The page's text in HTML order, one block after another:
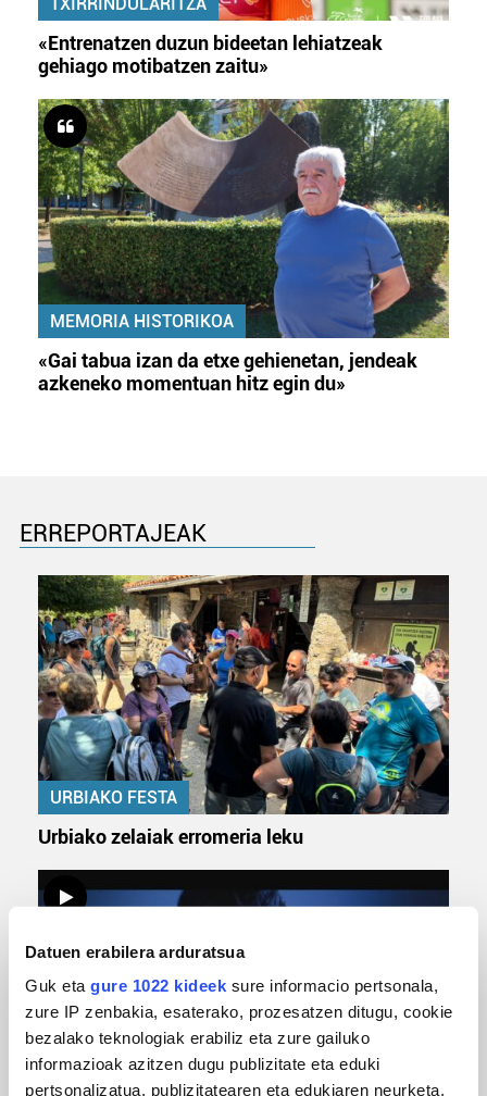
Datuen erabilera arduratsua
Guk eta gure 1022 kideek sure informacio pertsonala,
zure IP zenbakia, esaterako, prozesatzen ditugu, cookie
bezalako teknologiak erabiliz eta zure gailuko
informazioak azitzen dugu publizitate eta eduki
pertsonalizatua, publizitatearen eta edukiaren neurketa,
«Entrenatzen duzun bideetan lehiatzeak
gehiago motibatzen zaitu»
MEMORIA HISTORIKOA
«Gai tabua izan da etxe gehienetan, jendeak
azkeneko momentuan hitz egin du»
ERREPORTAJEAK
URBIAKO FESTA
Urbiako zelaiak erromeria leku